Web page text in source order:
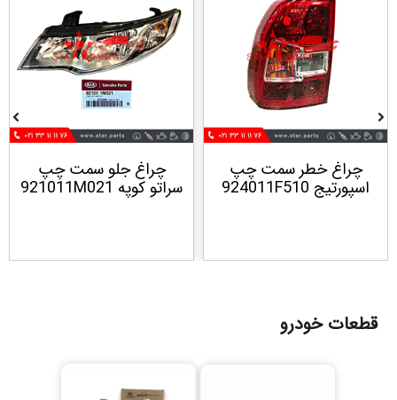
چراغ خطر سمت چپ
اسپورتيج 924011F510
چراغ جلو سمت چپ
سراتو كوپه 921011M021
قطعات خودرو